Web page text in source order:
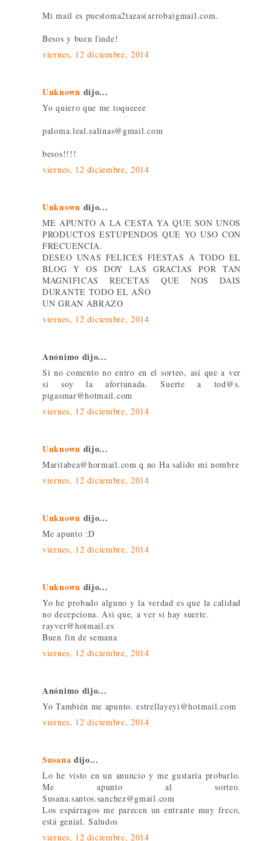
Mi mail es puestoma2tazas(arroba)gmail.com.
Besos y buen finde!
viernes, 12 diciembre, 2014
Unknown dijo...
Yo quiero que me toqueeee
paloma.leal.salinas@gmail.com
besos!!!!
viernes, 12 diciembre, 2014
Unknown dijo...
ME APUNTO A LA CESTA YA QUE SON UNOS
PRODUCTOS ESTUPENDOS QUE YO USO CON
FRECUENCIA.
DESEO UNAS FELICES FIESTAS A TODO EL
BLOG Y OS DOY LAS GRACIAS POR TAN
MAGNIFICAS RECETAS QUE NOS DAIS
DURANTE TODO EL AÑO
UN GRAN ABRAZO
viernes, 12 diciembre, 2014
Anónimo dijo...
Si no comento no entro en el sorteo, así que a ver
si soy la afortunada. Suerte a tod@s.
pigasmar@hotmail.com
viernes, 12 diciembre, 2014
Unknown dijo...
Maritabea@hormail.com q no Ha salido mi nombre
viernes, 12 diciembre, 2014
Unknown dijo...
Me apunto :D
viernes, 12 diciembre, 2014
Unknown dijo...
Yo he probado alguno y la verdad es que la calidad
no decepciona. Asi que, a ver si hay suerte.
rayver@hotmail.es
Buen fin de semana
viernes, 12 diciembre, 2014
Anónimo dijo...
Yo También me apunto. estrellayeyi@hotmail.com
viernes, 12 diciembre, 2014
Susana dijo...
Lo he visto en un anuncio y me gustaría probarlo.
Me apunto al sorteo.
Susana.santos.sanchez@gmail.com
Los espárragos me parecen un entrante muy freco,
está genial. Saludos
viernes, 12 diciembre, 2014